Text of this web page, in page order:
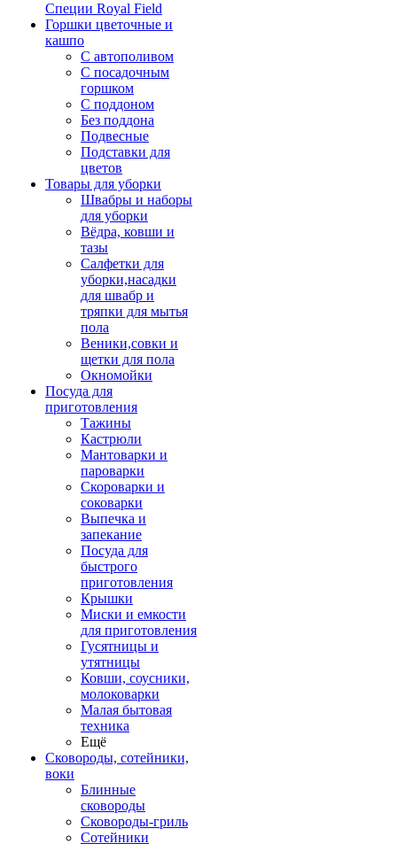
Специи Royal Field
Горшки цветочные и
кашпо
С автополивом
С посадочным
горшком
С поддоном
Без поддона
Подвесные
Подставки для
цветов
Товары для уборки
Швабры и наборы
для уборки
Вёдра, ковши и
тазы
Салфетки для
уборки,насадки
для швабр и
тряпки для мытья
пола
Веники,совки и
щетки для пола
Окномойки
Посуда для
приготовления
Тажины
Кастрюли
Мантоварки и
пароварки
Скороварки и
соковарки
Выпечка и
запекание
Посуда для
быстрого
приготовления
Крышки
Миски и емкости
для приготовления
Гусятницы и
утятницы
Ковши, соусники,
молоковарки
Малая бытовая
техника
Ещё
Сковороды, сотейники,
воки
Блинные
сковороды
Сковороды-гриль
Сотейники